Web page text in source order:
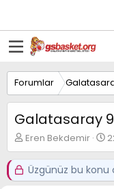
Forumlar
Galatasaray
K
o
n
u
Eren Bekdemir
B
a
ş
l
Üzgünüz bu konu